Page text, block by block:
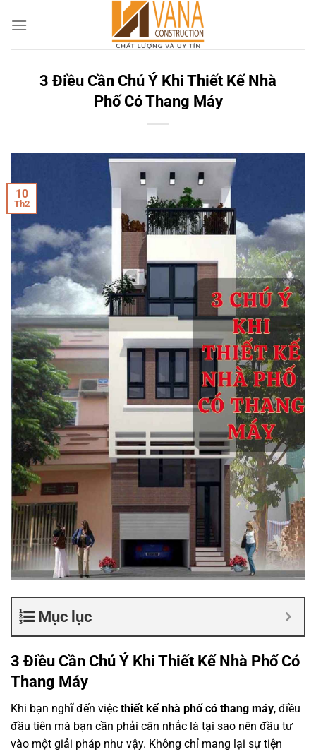
3 Điều Cần Chú Ý Khi Thiết Kế Nhà
Phố Có Thang Máy
10
Th2
Mục lục
3 Điều Cần Chú Ý Khi Thiết Kế Nhà Phố Có
Thang Máy
Khi bạn nghĩ đến việc thiết kế nhà phố có thang máy, điều
đầu tiên mà bạn cần phải cân nhắc là tại sao nên đầu tư
vào một giải pháp như vậy. Không chỉ mang lại sự tiện